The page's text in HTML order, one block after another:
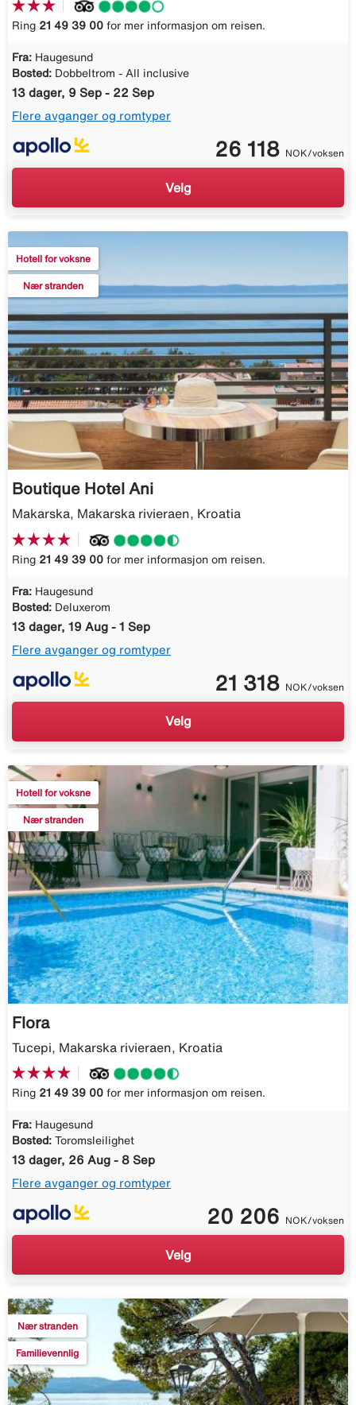
Ring 21 49 39 00 for mer informasjon om reisen.
Fra: Haugesund
Bosted: Dobbeltrom - All inclusive
13 dager, 9 Sep - 22 Sep
Flere avganger og romtyper
26 118 NOK/voksen
Velg
Hotell for voksne
Nær stranden
Boutique Hotel Ani
Makarska, Makarska rivieraen, Kroatia
Ring 21 49 39 00 for mer informasjon om reisen.
Fra: Haugesund
Bosted: Deluxerom
13 dager, 19 Aug - 1 Sep
Flere avganger og romtyper
21 318 NOK/voksen
Velg
Hotell for voksne
Nær stranden
Flora
Tucepi, Makarska rivieraen, Kroatia
Ring 21 49 39 00 for mer informasjon om reisen.
Fra: Haugesund
Bosted: Toromsleilighet
13 dager, 26 Aug - 8 Sep
Flere avganger og romtyper
20 206 NOK/voksen
Velg
Nær stranden
Familievennlig